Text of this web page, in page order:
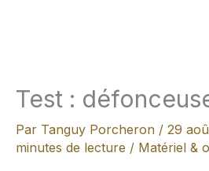
Test :
Par Tanguy Porcheron / 29
minutes de lecture / Matériel &